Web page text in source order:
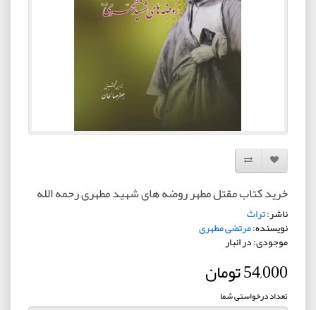
افزودن به لیست دلخواه
مقایسه این محصول
خرید کتاب مقتل مطهر روضه های شهید مطهری رحمه الله
ناشر:تراث
نویسنده:مرتضی مطهری
موجودی: در انبار
54,000 تومان
تعداد درخواستی شما